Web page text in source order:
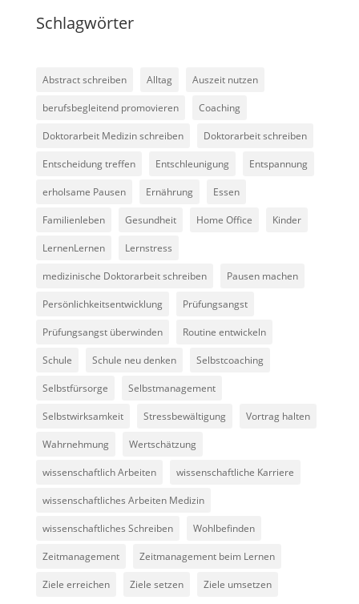
Schlagwörter
Abstract schreiben Alltag Auszeit nutzen
berufsbegleitend promovieren Coaching
Doktorarbeit Medizin schreiben Doktorarbeit schreiben
Entscheidung treffen Entschleunigung Entspannung
erholsame Pausen Ernährung Essen
Familienleben Gesundheit Home Office Kinder
LernenLernen Lernstress
medizinische Doktorarbeit schreiben Pausen machen
Persönlichkeitsentwicklung Prüfungsangst
Prüfungsangst überwinden Routine entwickeln
Schule Schule neu denken Selbstcoaching
Selbstfürsorge Selbstmanagement
Selbstwirksamkeit Stressbewältigung Vortrag halten
Wahrnehmung Wertschätzung
wissenschaftlich Arbeiten wissenschaftliche Karriere
wissenschaftliches Arbeiten Medizin
wissenschaftliches Schreiben Wohlbefinden
Zeitmanagement Zeitmanagement beim Lernen
Ziele erreichen Ziele setzen Ziele umsetzen